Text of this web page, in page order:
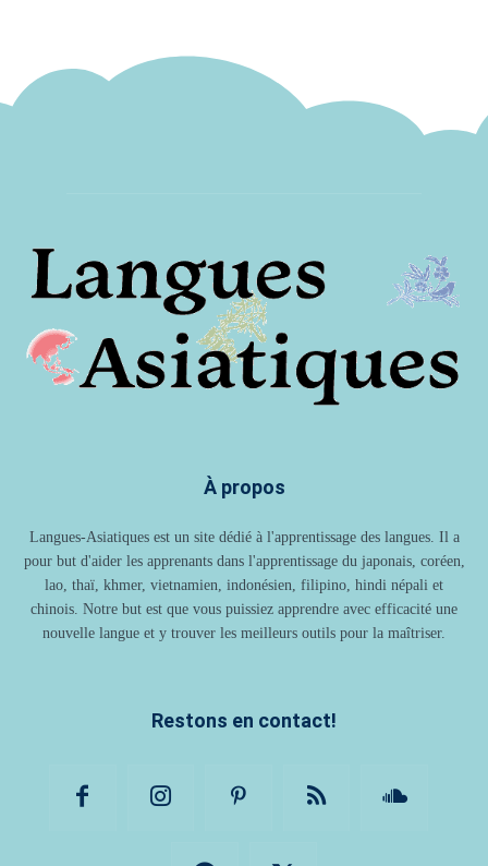
À propos
Langues-Asiatiques est un site dédié à l'apprentissage des langues. Il a
pour but d'aider les apprenants dans l'apprentissage du japonais, coréen,
lao, thaï, khmer, vietnamien, indonésien, filipino, hindi népali et
chinois. Notre but est que vous puissiez apprendre avec efficacité une
nouvelle langue et y trouver les meilleurs outils pour la maîtriser.
Restons en contact!